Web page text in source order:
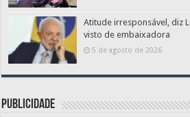
Atitude irresponsável, diz
visto de embaixadora
5 de agosto de 2026
PUBLICIDADE